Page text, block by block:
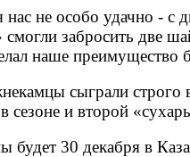
не особо удачно -
смогли забросить две
наше
сыграли строго
сезоне и второй
30 декабря в